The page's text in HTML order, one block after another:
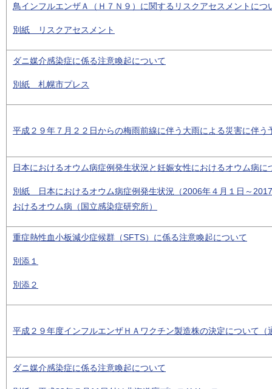
鳥インフルエンザＡ（Ｈ７Ｎ９）に関するリスクアセスメントにつ
別紙 リスクアセスメント
ダニ媒介感染症に係る注意喚起について
別紙 札幌市プレス
平成２９年７月２２日からの梅雨前線に伴う大雨による災害に伴う
日本におけるオウム病症例発生状況と妊娠女性におけるオウム病に
別紙 日本におけるオウム病症例発生状況（2006年４月１日～
おけるオウム病（国立感染症研究所）
重症熱性血小板減少症候群（SFTS）に係る注意喚起について
別添１
別添２
平成２９年度インフルエンザＨＡワクチン製造株の決定について（
ダニ媒介感染症に係る注意喚起について